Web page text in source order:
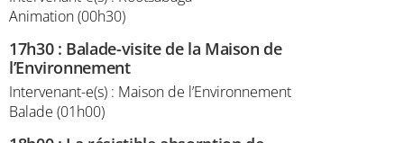
Animation (00h30)
17h30: Balade-visite de la Maison de
l’Environnement
Intervenant-e(s) : Maison de l’Environnement
Balade (01h00)